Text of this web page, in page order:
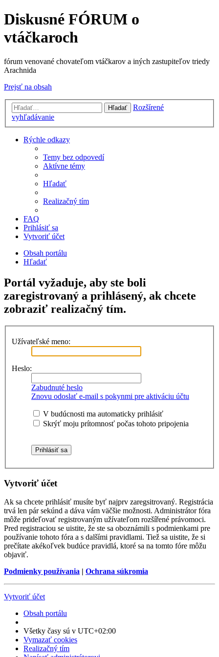
Diskusné FÓRUM o
vtáčkaroch
fórum venované chovateľom vtáčkarov a iných zastupiteľov triedy
Arachnida
Prejsť na obsah
Hľadať
Rozšírené
vyhľadávanie
Rýchle odkazy
Temy bez odpovedí
Aktívne témy
Hľadať
Realizačný tím
FAQ
Prihlásiť sa
Vytvoriť účet
Obsah portálu
Hľadať
Portál vyžaduje, aby ste boli
zaregistrovaný a prihlásený, ak chcete
zobraziť realizačný tím.
Užívateľské meno:
Heslo:
Zabudnuté heslo
Znovu odoslať e-mail s pokynmi pre aktiváciu účtu
V budúcnosti ma automaticky prihlásiť
Skrýť moju prítomnosť počas tohoto pripojenia
Vytvoriť účet
Ak sa chcete prihlásiť musíte byť najprv zaregsitrovaný. Registrácia
trvá len pár sekúnd a dáva vám väčšie možnosti. Administrátor fóra
môže prideľovať registrovaným užívateľom rozšířené právomoci.
Pred registraciou se uistite, že ste sa oboznámili s podmienkami pre
používanie tohoto fóra a s dalšími pravidlami. Tiež sa uistite, že si
prečítate akékoľvek budúce pravidlá, ktoré sa na tomto fóre môžu
objaviť.
Podmienky používania | Ochrana súkromia
Vytvoriť účet
Obsah portálu
Všetky časy sú v UTC+02:00
Vymazať cookies
Realizačný tím